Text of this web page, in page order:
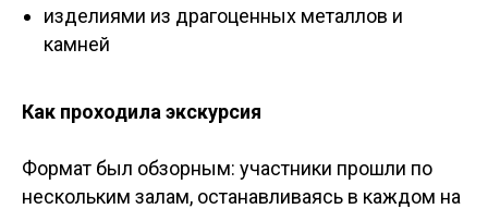
изделиями из драгоценных металлов и
камней
Как проходила экскурсия
Формат был обзорным: участники прошли по
нескольким залам, останавливаясь в каждом на